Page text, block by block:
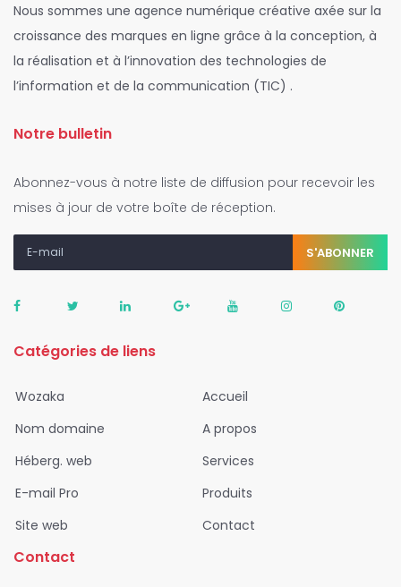
Nous sommes une agence numérique créative axée sur la
croissance des marques en ligne grâce à la conception, à
la réalisation et à l’innovation des technologies de
l’information et de la communication (TIC) .
Notre bulletin
Abonnez-vous à notre liste de diffusion pour recevoir les
mises à jour de votre boîte de réception.
S'ABONNER
Catégories de liens
Wozaka
Accueil
Nom domaine
A propos
Héberg. web
Services
E-mail Pro
Produits
Site web
Contact
Contact